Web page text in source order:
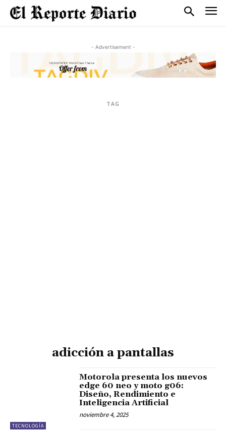
- Advertisement -
TAG
adicción a pantallas
TECNOLOGÍA
Motorola presenta los nuevos
edge 60 neo y moto g06:
Diseño, Rendimiento e
Inteligencia Artificial
noviembre 4, 2025